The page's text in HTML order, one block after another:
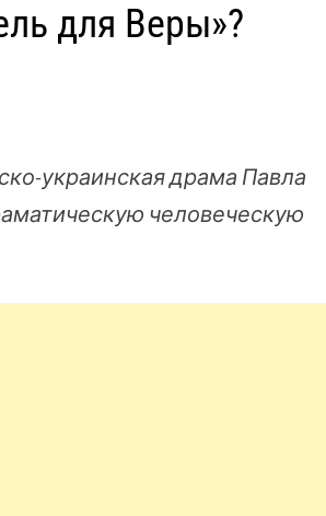
для Веры»?
украинская драма Павла
человеческую